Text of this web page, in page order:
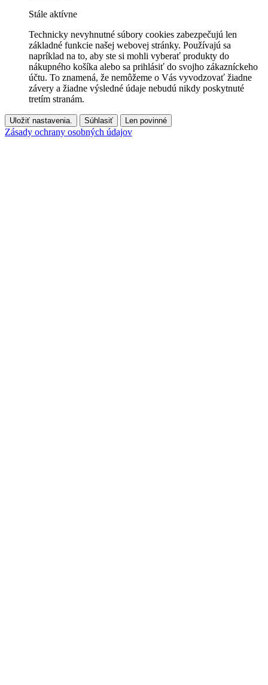
Stále aktívne
Technicky nevyhnutné súbory cookies zabezpečujú len
základné funkcie našej webovej stránky. Používajú sa
napríklad na to, aby ste si mohli vyberať produkty do
nákupného košíka alebo sa prihlásiť do svojho zákazníckeho
účtu. To znamená, že nemôžeme o Vás vyvodzovať žiadne
závery a žiadne výsledné údaje nebudú nikdy poskytnuté
tretím stranám.
Uložiť nastavenia. Súhlasiť Len povinné
Zásady ochrany osobných údajov